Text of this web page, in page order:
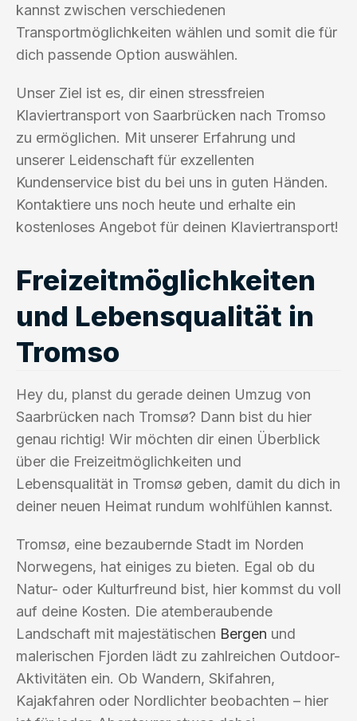
kannst zwischen verschiedenen
Transportmöglichkeiten wählen und somit die für
dich passende Option auswählen.
Unser Ziel ist es, dir einen stressfreien
Klaviertransport von Saarbrücken nach Tromso
zu ermöglichen. Mit unserer Erfahrung und
unserer Leidenschaft für exzellenten
Kundenservice bist du bei uns in guten Händen.
Kontaktiere uns noch heute und erhalte ein
kostenloses Angebot für deinen Klaviertransport!
Freizeitmöglichkeiten
und Lebensqualität in
Tromso
Hey du, planst du gerade deinen Umzug von
Saarbrücken nach Tromsø? Dann bist du hier
genau richtig! Wir möchten dir einen Überblick
über die Freizeitmöglichkeiten und
Lebensqualität in Tromsø geben, damit du dich in
deiner neuen Heimat rundum wohlfühlen kannst.
Tromsø, eine bezaubernde Stadt im Norden
Norwegens, hat einiges zu bieten. Egal ob du
Natur- oder Kulturfreund bist, hier kommst du voll
auf deine Kosten. Die atemberaubende
Landschaft mit majestätischen Bergen und
malerischen Fjorden lädt zu zahlreichen Outdoor-
Aktivitäten ein. Ob Wandern, Skifahren,
Kajakfahren oder Nordlichter beobachten – hier